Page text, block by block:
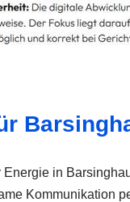
in
Kommunikation